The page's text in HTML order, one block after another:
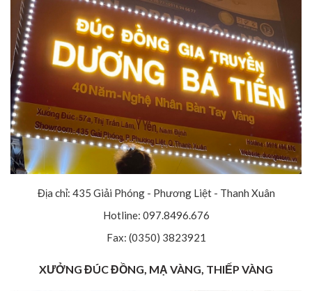
Địa chỉ: 435 Giải Phóng - Phương Liệt - Thanh Xuân
Hotline: 097.8496.676
Fax: (0350) 3823921
XƯỞNG ĐÚC ĐỒNG, MẠ VÀNG, THIẾP VÀNG